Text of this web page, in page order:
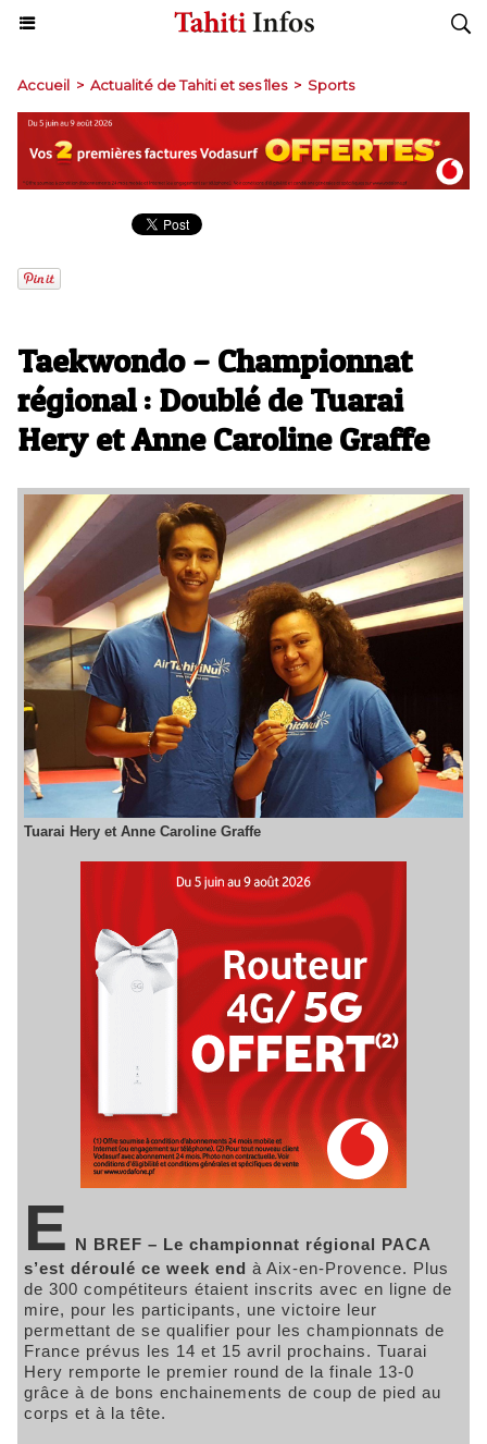
Accueil > Actualité de Tahiti et ses îles > Sports
Taekwondo – Championnat
régional : Doublé de Tuarai
Hery et Anne Caroline Graffe
Tuarai Hery et Anne Caroline Graffe
E
N BREF – Le championnat régional PACA
s’est déroulé ce week end à Aix-en-Provence. Plus
de 300 compétiteurs étaient inscrits avec en ligne de
mire, pour les participants, une victoire leur
permettant de se qualifier pour les championnats de
France prévus les 14 et 15 avril prochains. Tuarai
Hery remporte le premier round de la finale 13-0
grâce à de bons enchainements de coup de pied au
corps et à la tête.